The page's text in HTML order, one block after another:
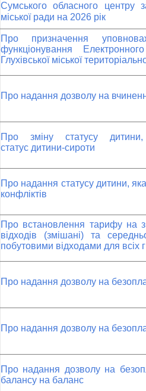
Сумського обласного центру
міської ради на 2026 рік
Про призначення
функціонування
Глухівської міської
Про надання дозволу на
Про зміну статусу дитини,
статус дитини-сироти
Про надання статусу дитини,
конфліктів
Про встановлення тарифу на
відходів (змішані) та
побутовими відходами для всіх
Про надання дозволу на
Про надання дозволу на
Про надання дозволу на
балансу на баланс